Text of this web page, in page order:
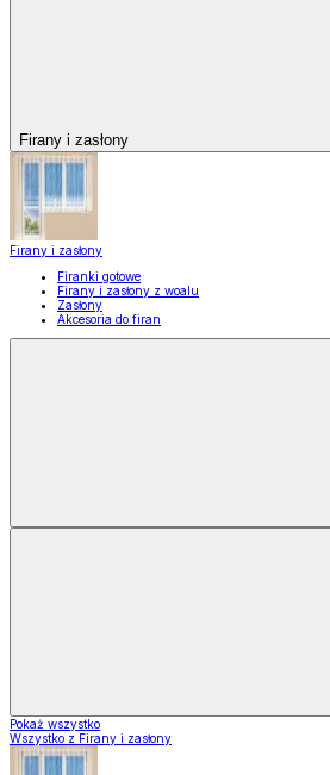
Firany i zasłony
Firany i zasłony
Firanki gotowe
Firany i zasłony z woalu
Zasłony
Akcesoria do firan
Pokaż wszystko
Wszystko z Firany i zasłony